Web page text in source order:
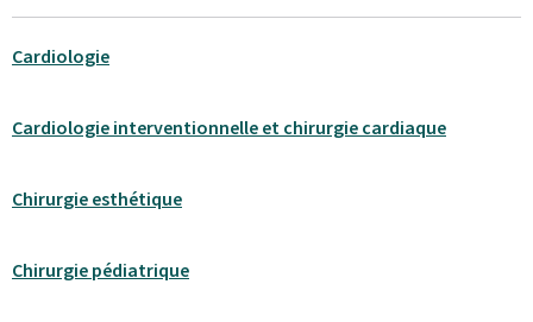
Cardiologie
Cardiologie interventionnelle et chirurgie cardiaque
Chirurgie esthétique
Chirurgie pédiatrique